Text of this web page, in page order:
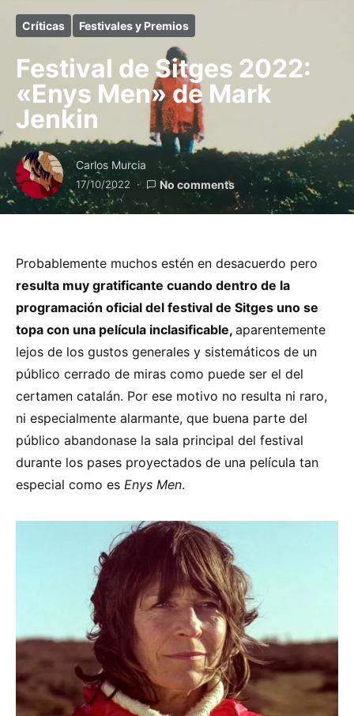
Críticas Festivales y Premios
Festival de Sitges 2022:
«Enys Men» de Mark
Jenkin
Carlos Murcia
17/10/2022 No comments
Probablemente muchos estén en desacuerdo pero
resulta muy gratificante cuando dentro de la
programación oficial del festival de Sitges uno se
topa con una película inclasificable, aparentemente
lejos de los gustos generales y sistemáticos de un
público cerrado de miras como puede ser el del
certamen catalán. Por ese motivo no resulta ni raro,
ni especialmente alarmante, que buena parte del
público abandonase la sala principal del festival
durante los pases proyectados de una película tan
especial como es Enys Men.